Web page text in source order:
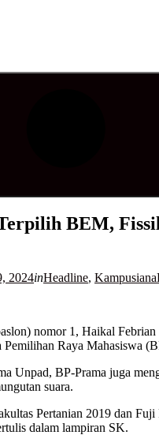
BEM,
2024inHeadline, Kampusiana
nomor 1, Haikal
Pemilihan Raya
Unpad, BP-Prama juga
suara.
Pertanian 2019 dan
dalam lampiran SK.